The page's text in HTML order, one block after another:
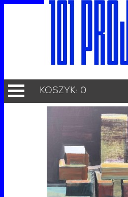
KOSZYK: 0